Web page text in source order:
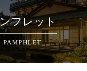
フレット
PAMPHLET